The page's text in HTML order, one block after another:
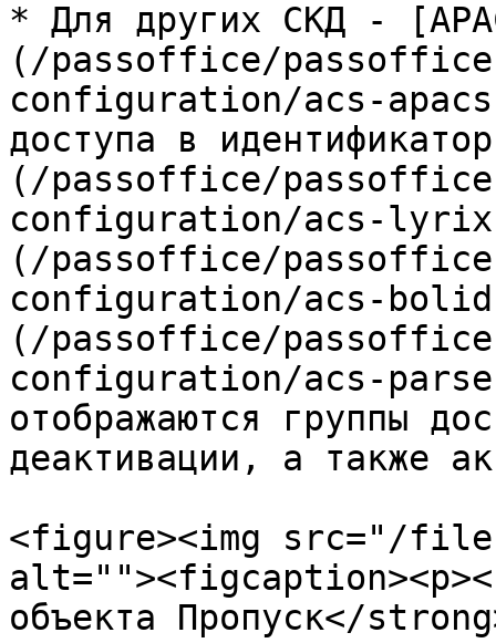
* Для других СКД -
(/passoffice/
configuration/acs-
доступа в
(/passoffice/
configuration/acs-
(/passoffice/
configuration/acs-
(/passoffice/
configuration/acs-
отображаются группы
деактивации, а также
<figure><img src="/files/
объекта Пропуск</